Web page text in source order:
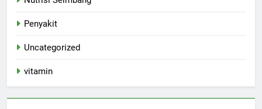
Penyakit
Uncategorized
vitamin